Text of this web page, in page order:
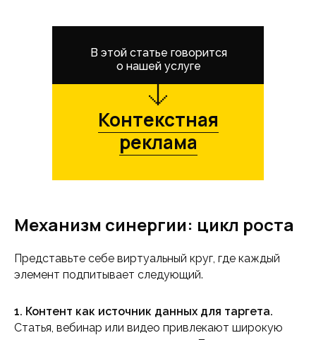
Контекстная
реклама
В этой статье говорится
о нашей услуге
Механизм синергии: цикл роста
Представьте себе виртуальный круг, где каждый
элемент подпитывает следующий.
1. Контент как источник данных для таргета.
Статья, вебинар или видео привлекают широкую